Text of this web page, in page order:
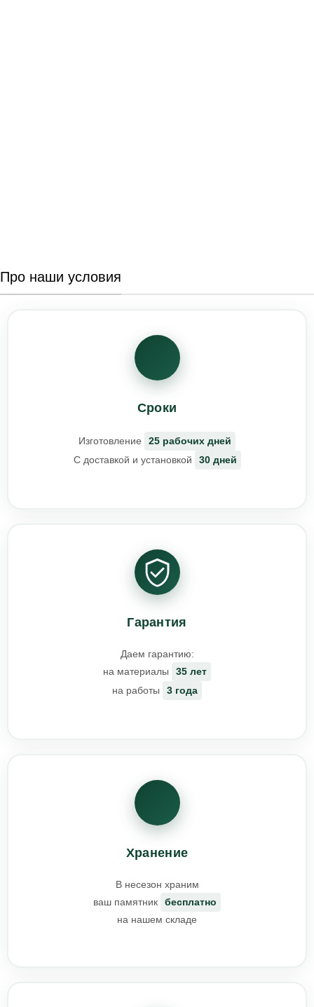
Про наши условия
Сроки
Изготовление
25 рабочих дней
С доставкой и установкой
30 дней
Гарантия
Даем гарантию:
на материалы
35 лет
на работы
3 года
Хранение
В несезон храним
ваш памятник
бесплатно
на нашем складе